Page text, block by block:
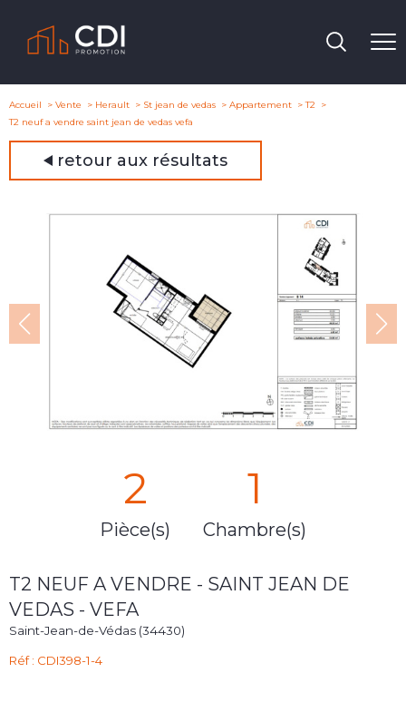
Accueil Vente Herault St jean de vedas Appartement
T2
T2 neuf a vendre saint jean de vedas vefa
retour aux résultats
2
Pièce(s)
1
Chambre(s)
T2 NEUF A VENDRE - SAINT JEAN DE
VEDAS - VEFA
Saint-Jean-de-Védas (34430)
Réf : CDI398-1-4